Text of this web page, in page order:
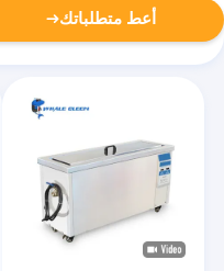
أعط متطلباتك